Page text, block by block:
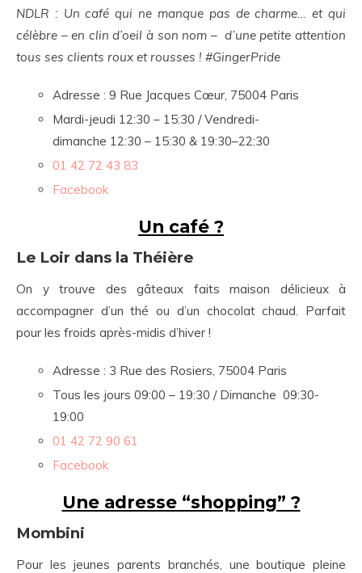
NDLR : Un café qui ne manque pas de charme… et qui
célèbre – en clin d’oeil à son nom – d’une petite attention
tous ses clients roux et rousses ! #GingerPride
Adresse : 9 Rue Jacques Cœur, 75004 Paris
Mardi-jeudi 12:30 – 15:30 / Vendredi-
dimanche 12:30 – 15:30 & 19:30–22:30
01 42 72 43 83
Facebook
Un café ?
Le Loir dans la Théière
On y trouve des gâteaux faits maison délicieux à
accompagner d’un thé ou d’un chocolat chaud. Parfait
pour les froids après-midis d’hiver !
Adresse : 3 Rue des Rosiers, 75004 Paris
Tous les jours 09:00 – 19:30 / Dimanche 09:30-
19:00
01 42 72 90 61
Facebook
Une adresse “shopping” ?
Mombini
Pour les jeunes parents branchés, une boutique pleine